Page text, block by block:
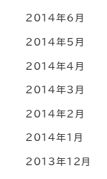
2014年6月
2014年5月
2014年4月
2014年3月
2014年2月
2014年1月
2013年12月